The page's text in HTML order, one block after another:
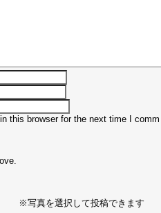
this browser for the next time I comm
※写真を選択して投稿できます